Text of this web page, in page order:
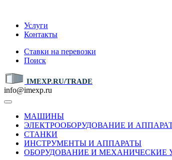
Услуги
Контакты
Ставки на перевозки
Поиск
IMEXP.RU/TRADE
info@imexp.ru
МАШИНЫ
ЭЛЕКТРООБОРУДОВАНИЕ И
СТАНКИ
ИНСТРУМЕНТЫ И АППАРАТЫ
ОБОРУДОВАНИЕ И МЕХАНИЧЕСКИЕ